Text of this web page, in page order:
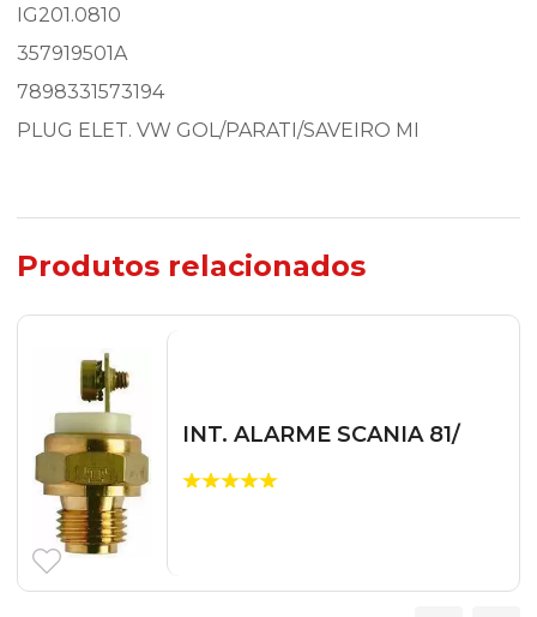
IG201.0810
357919501A
7898331573194
PLUG ELET. VW GOL/PARATI/SAVEIRO MI
Produtos relacionados
INT. ALARME SCANIA 81/